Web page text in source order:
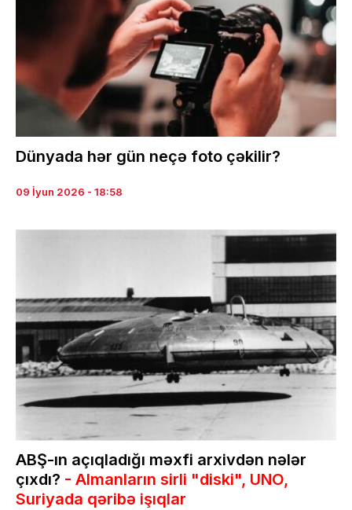
Dünyada hər gün neçə foto çəkilir?
09 İyun 2026 - 18:58
ABŞ-ın açıqladığı məxfi arxivdən nələr
çıxdı? - Almanların sirli "diski", UNO,
Suriyada qəribə işıqlar